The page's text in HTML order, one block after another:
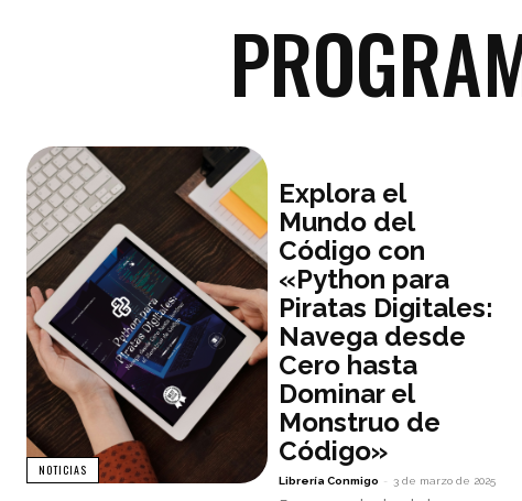
NOTICIAS
Explora el
Mundo del
Código con
«Python para
Piratas Digitales:
Navega desde
Cero hasta
Dominar el
Monstruo de
Código»
Librería Conmigo - 3 de marzo de 2025